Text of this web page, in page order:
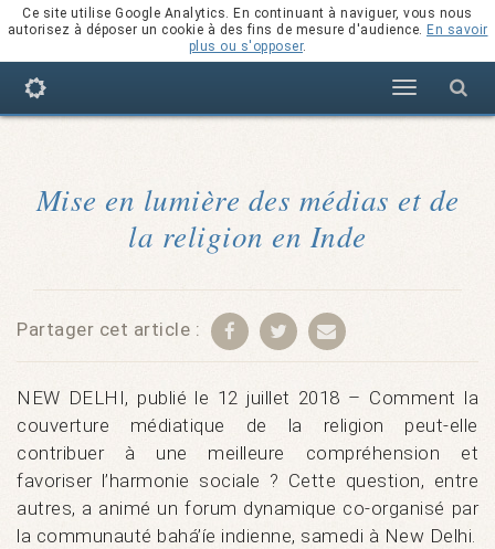
Ce site utilise Google Analytics. En continuant à naviguer, vous nous
autorisez à déposer un cookie à des fins de mesure d'audience. En savoir
plus ou s'opposer.
Navigation
Mise en lumière des médias et de
la religion en Inde
Partager cet article :
NEW DELHI, publié le 12 juillet 2018 – Comment la
couverture médiatique de la religion peut-elle
contribuer à une meilleure compréhension et
favoriser l’harmonie sociale ? Cette question, entre
autres, a animé un forum dynamique co-organisé par
la communauté bahá’íe indienne, samedi à New Delhi.